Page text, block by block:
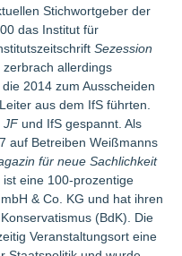
Stichwortgeber der
das Institut für
Sezession
allerdings
2014 zum Ausscheiden
aus dem IfS führten.
JF und IfS gespannt. Als
auf Betreiben Weißmanns
für neue Sachlichkeit
eine 100-prozentige
& Co. KG und hat ihren
(BdK). Die
Veranstaltungsort eine